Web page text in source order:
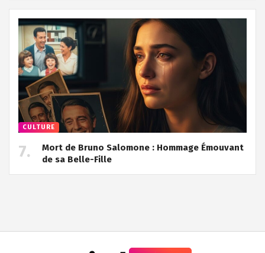
CULTURE
Mort de Bruno Salomone : Hommage Émouvant
de sa Belle-Fille